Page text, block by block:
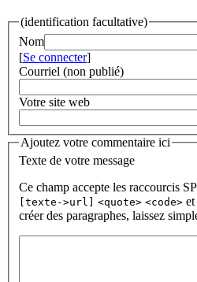
(identification facultative)
Nom
[Se connecter]
Courriel (non publié)
Votre site web
Ajoutez votre commentaire ici
Texte de votre message
Ce champ accepte les raccourcis
[texte->url]
<quote> <code>
créer des paragraphes, laissez